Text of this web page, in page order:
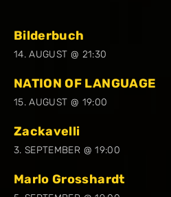
Bilderbuch
14. AUGUST @ 21:30
NATION OF LANGUAGE
15. AUGUST @ 19:00
Zackavelli
3. SEPTEMBER @ 19:00
Marlo Grosshardt